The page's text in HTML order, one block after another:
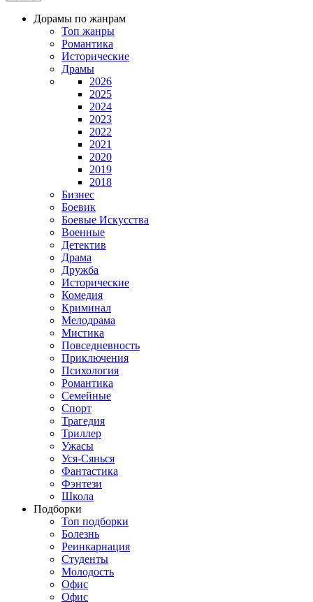
Дорамы по жанрам
Топ жанры
Романтика
Исторические
Драмы
2026
2025
2024
2023
2022
2021
2020
2019
2018
Бизнес
Боевик
Боевые Искусства
Военные
Детектив
Драма
Дружба
Исторические
Комедия
Криминал
Мелодрама
Мистика
Повседневность
Приключения
Психология
Романтика
Семейные
Спорт
Трагедия
Триллер
Ужасы
Уся-Сянься
Фантастика
Фэнтези
Школа
Подборки
Топ подборки
Болезнь
Реинкарнация
Студенты
Молодость
Офис
Офис